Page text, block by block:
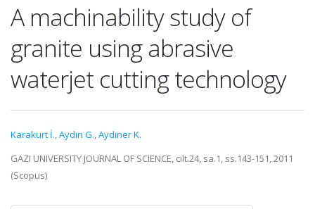
A machinability study of
granite using abrasive
waterjet cutting technology
Karakurt İ.,Aydın G.,Aydıner K.
GAZI UNIVERSITY JOURNAL OF SCIENCE, cilt.24, sa.1, ss.143-151, 2011
(Scopus)